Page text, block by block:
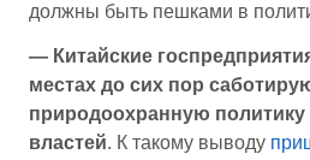
должны быть пешками в
— Китайские
местах до сих пор
природоохранную
властей. К такому выводу